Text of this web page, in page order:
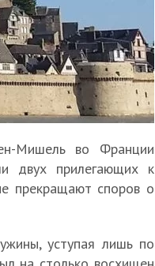
Мишель во Франции
двух прилегающих к
прекращают споров о
уступая лишь по